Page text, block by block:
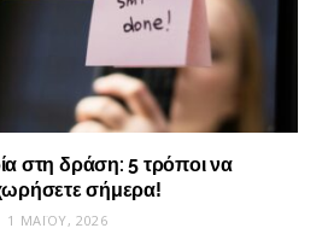
στη δράση: 5 τρόποι να
σήμερα!
1 ΜΑΪ́ΟΥ, 2026